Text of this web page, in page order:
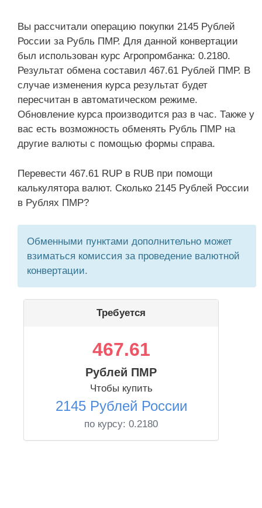
Вы рассчитали операцию покупки 2145 Рублей
России за Рубль ПМР. Для данной конвертации
был использован курс Агропромбанка: 0.2180.
Результат обмена составил 467.61 Рублей ПМР. В
случае изменения курса результат будет
пересчитан в автоматическом режиме.
Обновление курса производится раз в час. Также у
вас есть возможность обменять Рубль ПМР на
другие валюты с помощью формы справа.
Перевести 467.61 RUP в RUB при помощи
калькулятора валют. Сколько 2145 Рублей России
в Рублях ПМР?
Обменными пунктами дополнительно может
взиматься комиссия за проведение валютной
конвертации.
Требуется
467.61
Рублей ПМР
Чтобы купить
2145 Рублей России
по курсу: 0.2180